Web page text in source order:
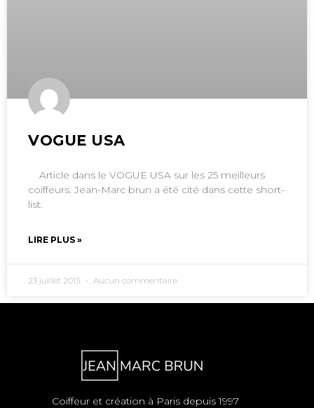
VOGUE USA
Article dans le VOGUE USA sur les 25 meilleurs
coiffeurs. Jean-Marc brun a été cité dans cette short-
list.
LIRE PLUS »
23 juillet 2013 Aucun commentaire
Coiffeur et création à Paris depuis 1997